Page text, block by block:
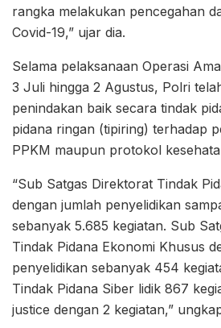
rangka melakukan pencegahan
Covid-19,” ujar dia.
Selama pelaksanaan Operasi
3 Juli hingga 2 Agustus, Polri
penindakan baik secara tindak
pidana ringan (tipiring) terhadap
PPKM maupun protokol
“Sub Satgas Direktorat Tindak
dengan jumlah penyelidikan
sebanyak 5.685 kegiatan. Sub
Tindak Pidana Ekonomi Khusus
penyelidikan sebanyak 454
Tindak Pidana Siber lidik 867
justice dengan 2 kegiatan,”